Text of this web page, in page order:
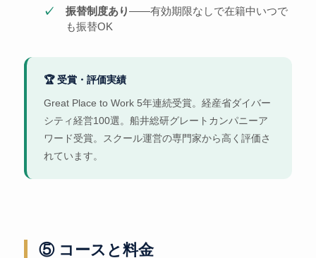
振替制度あり——有効期限なしで在籍中いつで
も振替OK
🏆 受賞・評価実績
Great Place to Work 5年連続受賞。経産省ダイバー
シティ経営100選。船井総研グレートカンパニーア
ワード受賞。スクール運営の専門家から高く評価さ
れています。
⑤ コースと料金